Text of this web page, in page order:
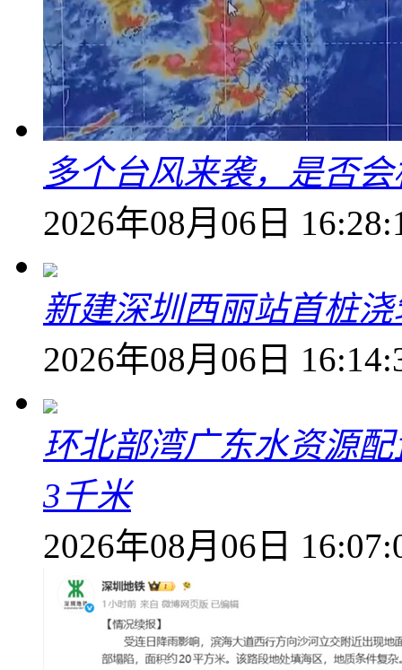
多个台风来袭，是否
2026年08月06日
新建深圳西丽站首桩
2026年08月06日
环北部湾广东水资源
3千米
2026年08月06日